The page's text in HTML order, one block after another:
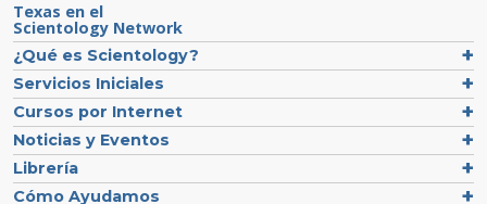
Texas en el
Scientology Network
¿Qué es Scientology?
Servicios Iniciales
Cursos por Internet
Noticias y Eventos
Librería
Cómo Ayudamos